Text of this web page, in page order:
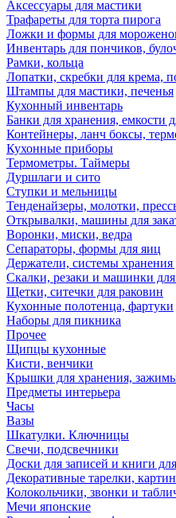
Аксессуары для мастики
Трафареты для торта пирога
Ложки и формы для
Инвентарь для пончиков,
Рамки, кольца
Лопатки, скребки для крема,
Штампы для мастики, печенья
Кухонный инвентарь
Банки для хранения, емкости
Контейнеры, ланч боксы,
Кухонные приборы
Термометры. Таймеры
Дуршлаги и сито
Ступки и мельницы
Тенденайзеры, молотки,
Открывалки, машины для
Воронки, миски, ведра
Сепараторы, формы для яиц
Держатели, системы
Скалки, резаки и машинки для
Щетки, ситечки для раковин
Кухонные полотенца, фартуки
Наборы для пикника
Прочее
Щипцы кухонные
Кисти, венчики
Крышки для хранения,
Предметы интерьера
Часы
Вазы
Шкатулки. Ключницы
Свечи, подсвечники
Доски для записей и книги
Декоративные тарелки,
Колокольчики, звонки и
Мечи японские